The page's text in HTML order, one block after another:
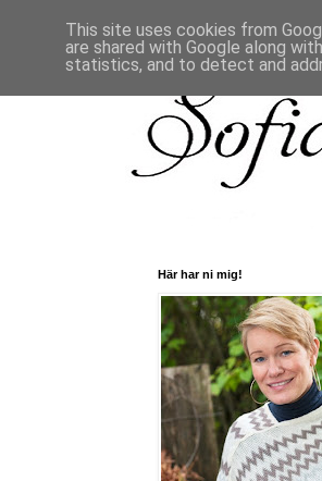
Här har ni mig!
This site uses cookies from
are shared with Google along
statistics, and to detect and